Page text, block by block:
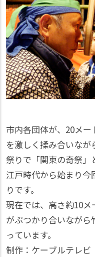
市内各団体が、20メ
を激しく揉み合いな
祭りで「関東の奇祭」
江戸時代から始まり
りです。
現在では、高さ約10
がぶつかり合いなが
っています。
制作：ケーブルテレビ